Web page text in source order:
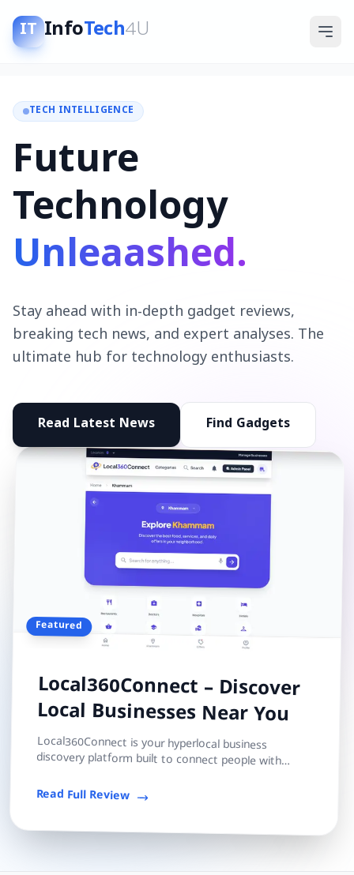
IT InfoTech4U
TECH INTELLIGENCE
Future
Technology
Unleaashed.
Stay ahead with in-depth gadget reviews,
breaking tech news, and expert analyses. The
ultimate hub for technology enthusiasts.
Read Latest News Find Gadgets
Featured
Local360Connect – Discover
Local Businesses Near You
Local360Connect is your hyperlocal business
discovery platform built to connect people with
Read Full Review